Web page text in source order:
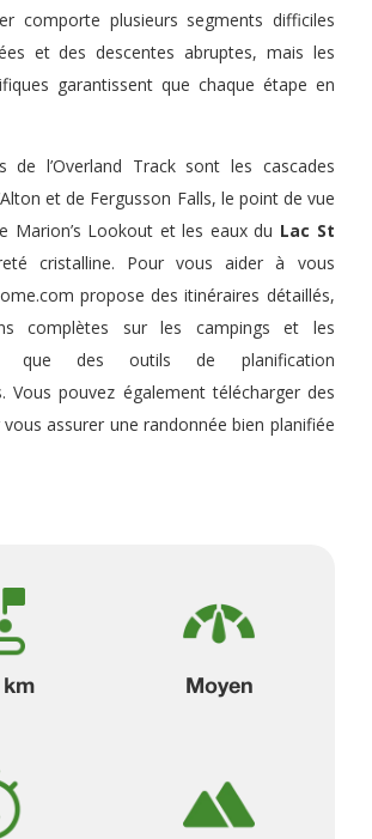
comporte plusieurs segments difficiles
et des descentes abruptes, mais les
garantissent que chaque étape en
de l’Overland Track sont les cascades
et de Fergusson Falls, le point de vue
Marion’s Lookout et les eaux du Lac St
cristalline. Pour vous aider à vous
propose des itinéraires détaillés,
complètes sur les campings et les
que des outils de planification
Vous pouvez également télécharger des
assurer une randonnée bien planifiée
km Moyen